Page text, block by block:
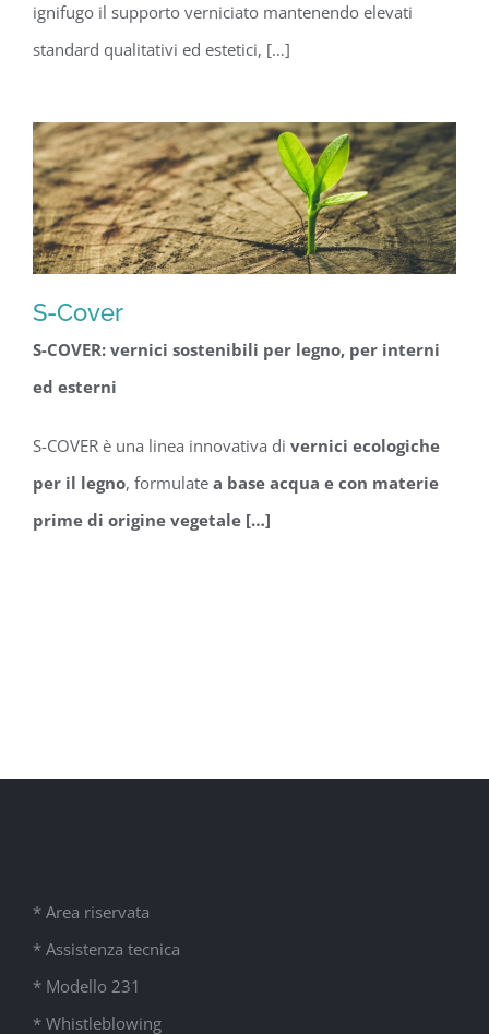
ignifugo il supporto verniciato mantenendo elevati
standard qualitativi ed estetici, […]
S-Cover
S-Cover
S-COVER: vernici sostenibili per legno, per interni
ed esterni
S-COVER è una linea innovativa di vernici ecologiche
per il legno, formulate a base acqua e con materie
prime di origine vegetale […]
* Area riservata
* Assistenza tecnica
* Modello 231
* Whistleblowing